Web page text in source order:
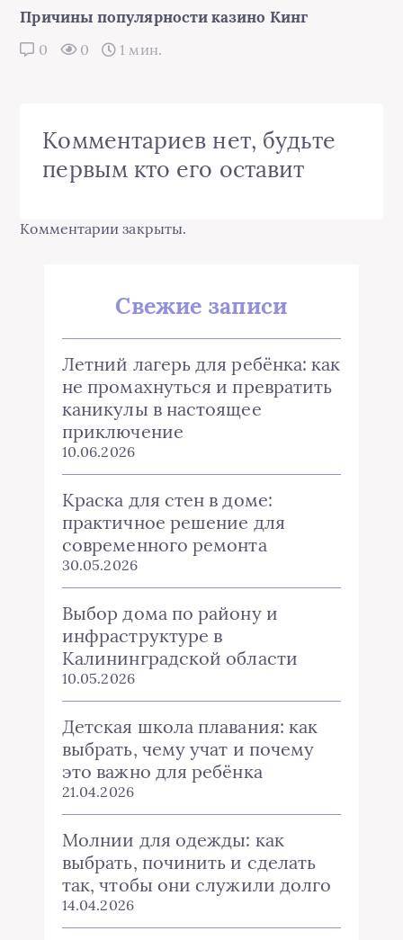
Причины популярности казино Кинг
0 0 1 мин.
Комментариев нет, будьте
первым кто его оставит
Комментарии закрыты.
Свежие записи
Летний лагерь для ребёнка: как
не промахнуться и превратить
каникулы в настоящее
приключение
10.06.2026
Краска для стен в доме:
практичное решение для
современного ремонта
30.05.2026
Выбор дома по району и
инфраструктуре в
Калининградской области
10.05.2026
Детская школа плавания: как
выбрать, чему учат и почему
это важно для ребёнка
21.04.2026
Молнии для одежды: как
выбрать, починить и сделать
так, чтобы они служили долго
14.04.2026